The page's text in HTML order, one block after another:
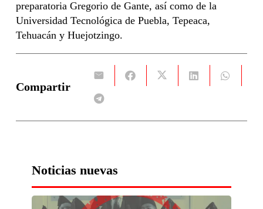
preparatoria Gregorio de Gante, así como de la
Universidad Tecnológica de Puebla, Tepeaca,
Tehuacán y Huejotzingo.
Compartir
Noticias nuevas